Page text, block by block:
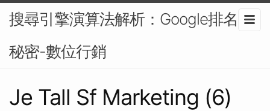
搜尋引擎演算法解析：Google排名的
秘密-數位行銷
Je Tall Sf Marketing (6)